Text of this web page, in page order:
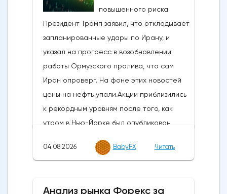
повышенного риска.
Президент Трамп заявил, что откладывает
запланированные удары по Ирану, и
указал на прогресс в возобновлении
работы Ормузского пролива, что сам
Иран опроверг. На фоне этих новостей
цены на нефть упали.Акции приблизились
к рекордным уровням после того, как
утром в Нью-Йорке был опубликован
производственному сектору, а
04.08.2026 BabyFX Читать
Анализ рынка Форекс за